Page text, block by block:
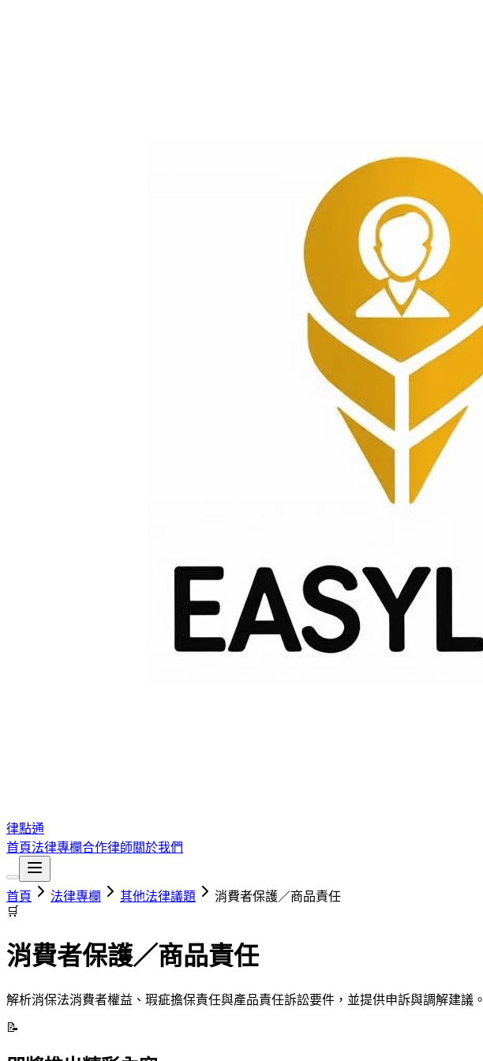
律點通
首頁法律專欄合作律師關於我們
首頁 法律專欄 其他法律議題
消費者保護／商品責任
🛒
消費者保護／商品責任
解析消保法消費者權益、瑕疵擔保責任與產品責任訴訟要件，並提供申訴與調解建議。
📝